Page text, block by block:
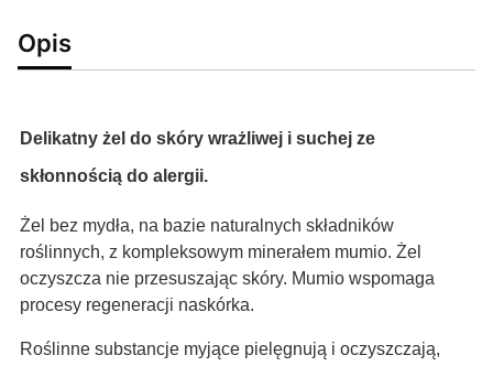
Opis
Delikatny żel do skóry wrażliwej i suchej ze
skłonnością do alergii.
Żel bez mydła, na bazie naturalnych składników
roślinnych, z kompleksowym minerałem mumio. Żel
oczyszcza nie przesuszając skóry. Mumio wspomaga
procesy regeneracji naskórka.
Roślinne substancje myjące pielęgnują i oczyszczają,